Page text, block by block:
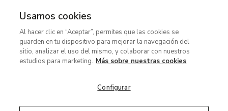
MENÚ
contenido
principal
Usamos cookies
Al hacer clic en “Aceptar”, permites que las cookies se
guarden en tu dispositivo para mejorar la navegación del
sitio, analizar el uso del mismo, y colaborar con nuestros
estudios para marketing. Más sobre nuestras cookies
Configurar